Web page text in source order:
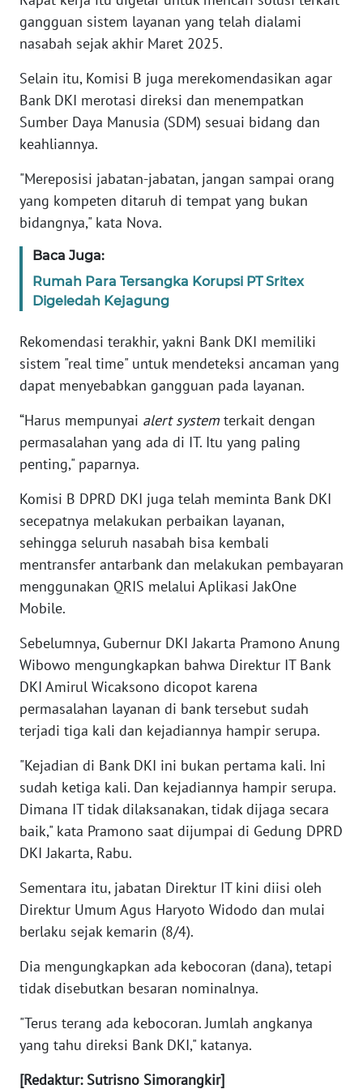
gangguan sistem layanan yang telah dialami
nasabah sejak akhir Maret 2025.
Selain itu, Komisi B juga merekomendasikan agar
Bank DKI merotasi direksi dan menempatkan
Sumber Daya Manusia (SDM) sesuai bidang dan
keahliannya.
"Mereposisi jabatan-jabatan, jangan sampai orang
yang kompeten ditaruh di tempat yang bukan
bidangnya," kata Nova.
Baca Juga:
Rumah Para Tersangka Korupsi PT Sritex
Digeledah Kejagung
Rekomendasi terakhir, yakni Bank DKI memiliki
sistem "real time" untuk mendeteksi ancaman yang
dapat menyebabkan gangguan pada layanan.
“Harus mempunyai alert system terkait dengan
permasalahan yang ada di IT. Itu yang paling
penting," paparnya.
Komisi B DPRD DKI juga telah meminta Bank DKI
secepatnya melakukan perbaikan layanan,
sehingga seluruh nasabah bisa kembali
mentransfer antarbank dan melakukan pembayaran
menggunakan QRIS melalui Aplikasi JakOne
Mobile.
Sebelumnya, Gubernur DKI Jakarta Pramono Anung
Wibowo mengungkapkan bahwa Direktur IT Bank
DKI Amirul Wicaksono dicopot karena
permasalahan layanan di bank tersebut sudah
terjadi tiga kali dan kejadiannya hampir serupa.
"Kejadian di Bank DKI ini bukan pertama kali. Ini
sudah ketiga kali. Dan kejadiannya hampir serupa.
Dimana IT tidak dilaksanakan, tidak dijaga secara
baik," kata Pramono saat dijumpai di Gedung DPRD
DKI Jakarta, Rabu.
Sementara itu, jabatan Direktur IT kini diisi oleh
Direktur Umum Agus Haryoto Widodo dan mulai
berlaku sejak kemarin (8/4).
Dia mengungkapkan ada kebocoran (dana), tetapi
tidak disebutkan besaran nominalnya.
"Terus terang ada kebocoran. Jumlah angkanya
yang tahu direksi Bank DKI," katanya.
[Redaktur: Sutrisno Simorangkir]
RIAU
WN
WN
JAMBI
SULTRA
WN
WN
SULTENG
WN
SULBAR
BABEL
WN
WN
SUMSEL
WN
BENGKULU
WN
LAMPUNG
WN
JATENG
WN
NUSANTARA
WN
JOGJA
WN
JATIM
BALI
KALBAR
KALTENG